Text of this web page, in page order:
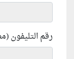
رقم التليفون